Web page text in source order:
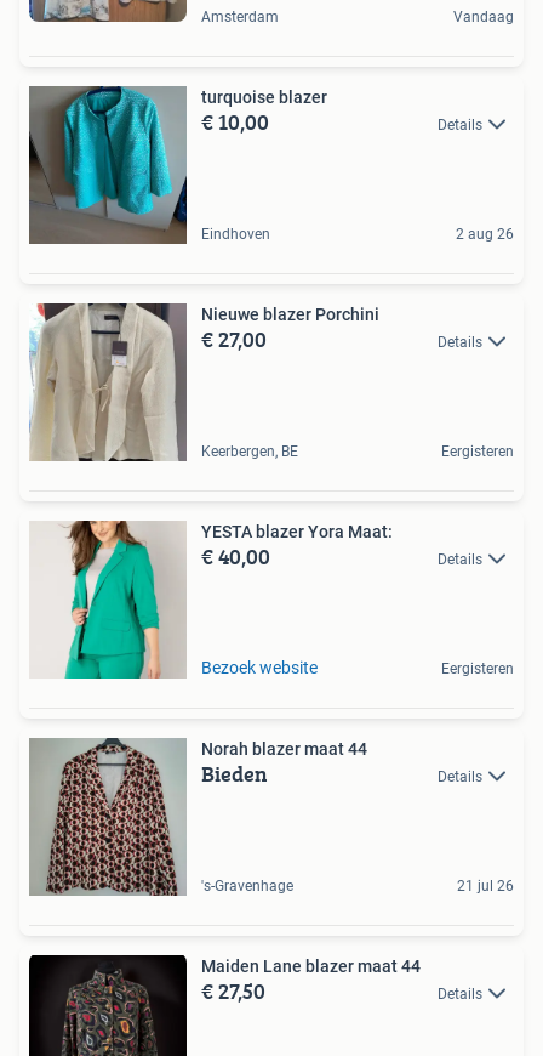
Amsterdam Vandaag
turquoise blazer
€ 10,00 Details
Eindhoven 2 aug 26
Nieuwe blazer Porchini
€ 27,00 Details
Keerbergen, BE Eergisteren
YESTA blazer Yora Maat:
€ 40,00 Details
Bezoek website Eergisteren
Norah blazer maat 44
Bieden Details
's-Gravenhage 21 jul 26
Maiden Lane blazer maat 44
€ 27,50 Details